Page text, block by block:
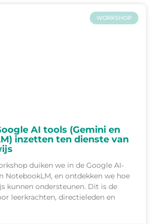
WORKSHOP
AI tools (Gemini en
inzetten ten dienste van
duiken we in de Google AI-
NotebookLM, en ontdekken we hoe
kunnen ondersteunen. Dit is de
leerkrachten, directieleden en